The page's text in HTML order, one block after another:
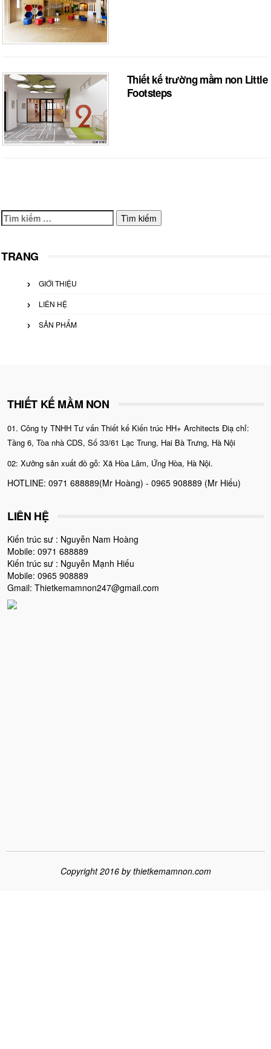
Thiết kế trường mầm non Little
Footsteps
Tìm
kiếm
TRANG
GIỚI THIỆU
LIÊN HỆ
SẢN PHẨM
THIẾT KẾ MẦM NON
01. Công ty TNHH Tư vấn Thiết kế Kiến trúc HH+ Architects Điạ chỉ:
Tầng 6, Tòa nhà CDS, Số 33/61 Lạc Trung, Hai Bà Trưng, Hà Nội
02: Xưởng sản xuất đồ gỗ: Xã Hòa Lâm, Ứng Hòa, Hà Nội.
HOTLINE: 0971 688889(Mr Hoàng) - 0965 908889 (Mr Hiếu)
LIÊN HỆ
Kiến trúc sư : Nguyễn Nam Hoàng
Mobile: 0971 688889
Kiến trúc sư : Nguyễn Mạnh Hiếu
Mobile: 0965 908889
Gmail: Thietkemamnon247@gmail.com
Copyright 2016 bythietkemamnon.com